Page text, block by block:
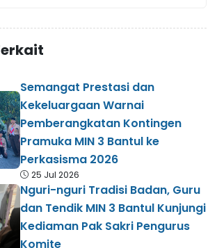
Semangat Prestasi dan
Kekeluargaan Warnai
Pemberangkatan Kontingen
Pramuka MIN 3 Bantul ke
Perkasisma 2026
25 Jul 2026
Nguri-nguri Tradisi Badan, Guru
dan Tendik MIN 3 Bantul Kunjungi
Kediaman Pak Sakri Pengurus
Komite